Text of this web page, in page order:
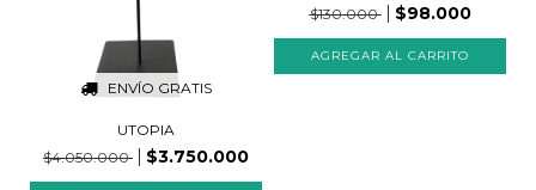
ENVÍO GRATIS
UTOPIA
$4.050.000
$3.750.000
$130.000
$98.000